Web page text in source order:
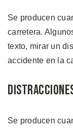
Se producen
carretera.
texto, mirar un
accidente en la
Se producen